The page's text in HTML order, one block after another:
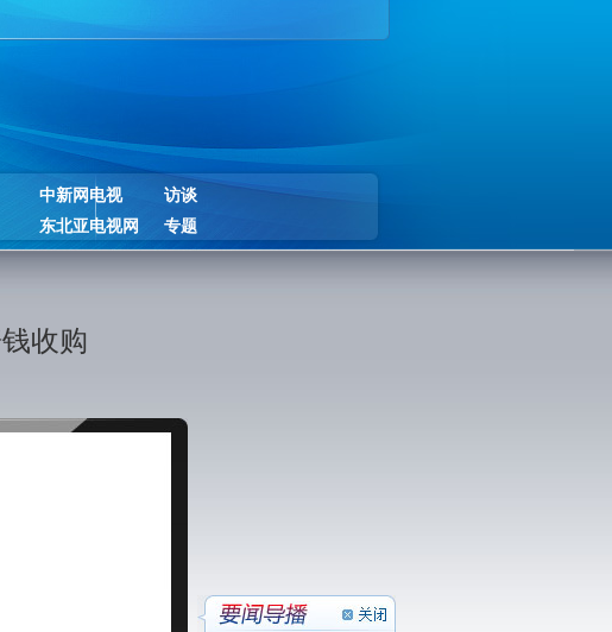
中新网电视
访谈
东北亚电视网
专题
收购